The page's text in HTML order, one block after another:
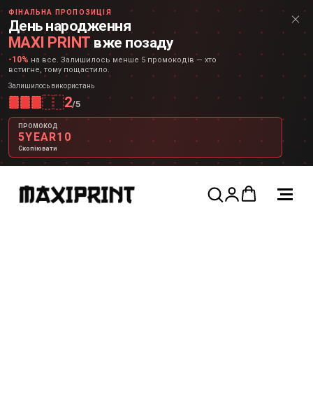
ФІНАЛЬНА ПРОПОЗИЦІЯ
День народження
MAXI PRINT вже позаду
-10% на все. Залишилось менше 5 промокодів — хто
встигне, тому пощастило.
Залишилось використань
2/5
ПРОМОКОД
5YEAR10
Скопіювати